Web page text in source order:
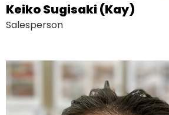
Keiko Sugisaki (Kay)
Salesperson